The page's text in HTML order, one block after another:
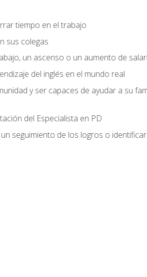
tiempo en el trabajo
sus colegas
un ascenso o un aumento de
del inglés en el mundo real
y ser capaces de ayudar a su
del Especialista en PD
seguimiento de los logros o